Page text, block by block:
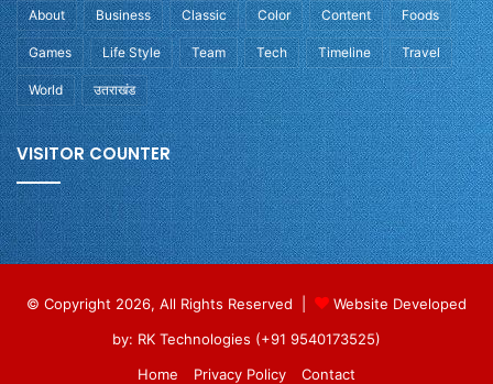
About Business Classic Color Content Foods
Games Life Style Team Tech Timeline Travel
World उतराखंड
VISITOR COUNTER
© Copyright 2026, All Rights Reserved |
Website Developed
by: RK Technologies (+91 9540173525)
Home
Privacy Policy Contact